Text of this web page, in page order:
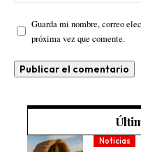
Guarda mi nombre, correo
próxima vez que comente.
Noticias